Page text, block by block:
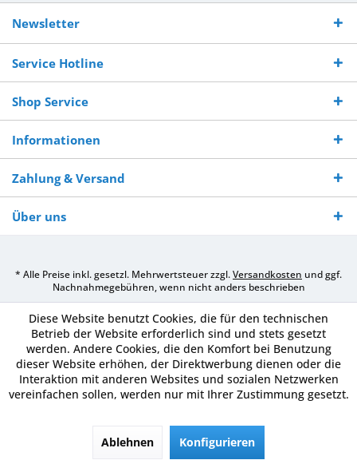
Kostenloser
Versand ab €
250,-
Versand innerhalb von Versand von So erreichen
Sie uns 0160
970 511 90
Newsletter
Service Hotline
Shop Service
Informationen
Zahlung & Versand
Über uns
* Alle Preise inkl. gesetzl. Mehrwertsteuer zzgl.Versandkosten und ggf.
Nachnahmegebühren, wenn nicht anders beschrieben
Diese Website benutzt Cookies, die für den technischen
Betrieb der Website erforderlich sind und stets gesetzt
werden. Andere Cookies, die den Komfort bei Benutzung
dieser Website erhöhen, der Direktwerbung dienen oder die
Interaktion mit anderen Websites und sozialen Netzwerken
vereinfachen sollen, werden nur mit Ihrer Zustimmung gesetzt.
Ablehnen Konfigurieren